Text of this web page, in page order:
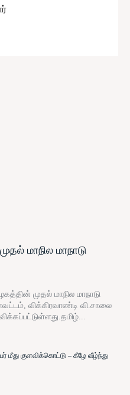
மாநில மாநாடு
முதல் மாநில மாநாடு
விக்கிரவாண்டி வி.சாலை
மீது குளவிக்கொட்டு – கீழே வீழ்ந்து